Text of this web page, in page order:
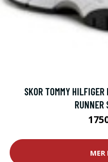
SKOR TOMMY
RUNNER